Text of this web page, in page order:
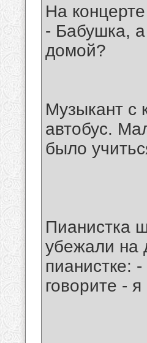
На
- Бабушка,
домой?
Музыкант с
автобус.
было
Пианистка
убежали на
пианистке:
говорите -